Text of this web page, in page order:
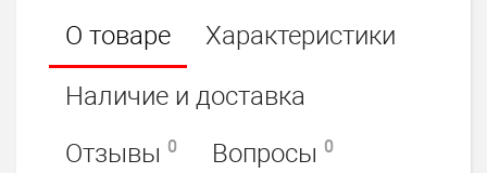
О товаре
Характеристики
Наличие и доставка
Отзывы 0 Вопросы 0